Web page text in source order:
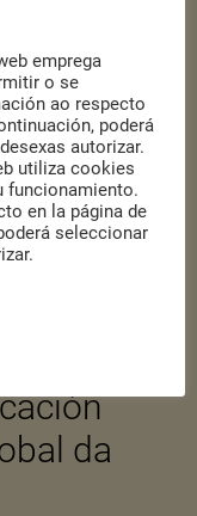
da
emprega
o se
ao respecto
poderá
autorizar.
utiliza cookies
funcionamiento.
en la página de
seleccionar